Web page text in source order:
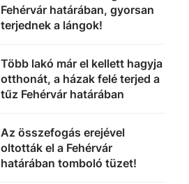
Fehérvár határában, gyorsan
terjednek a lángok!
Több lakó már el kellett hagyja
otthonát, a házak felé terjed a
tűz Fehérvár határában
Az összefogás erejével
oltották el a Fehérvár
határában tomboló tüzet!